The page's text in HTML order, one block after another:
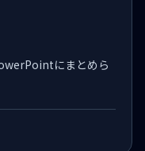
にまとめら